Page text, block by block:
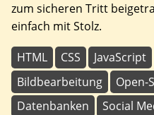
zum sicheren Tritt
einfach mit Stolz.
HTML CSS JavaScript
Bildbearbeitung
Open-
Datenbanken
Social